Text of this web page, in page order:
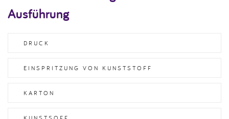
Ausführung
DRUCK
EINSPRITZUNG VON KUNSTSTOFF
KARTON